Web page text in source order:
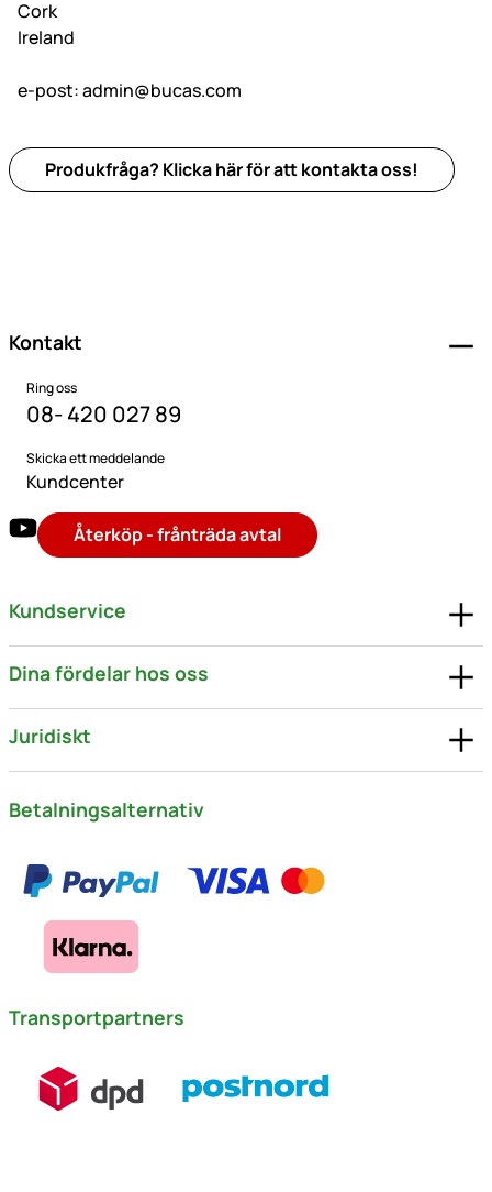
Cork
Ireland
e-post:admin@bucas.com
Produkfråga? Klicka här för att kontakta oss!
Kontakt
Ring oss
08- 420 027 89
Skicka ett meddelande
Kundcenter
Återköp - frånträda avtal
Kundservice
Dina fördelar hos oss
Juridiskt
Betalningsalternativ
Transportpartners